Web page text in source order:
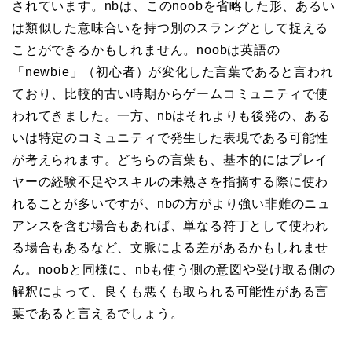
されています。nbは、このnoobを省略した形、あるい
は類似した意味合いを持つ別のスラングとして捉える
ことができるかもしれません。noobは英語の
「newbie」（初心者）が変化した言葉であると言われ
ており、比較的古い時期からゲームコミュニティで使
われてきました。一方、nbはそれよりも後発の、ある
いは特定のコミュニティで発生した表現である可能性
が考えられます。どちらの言葉も、基本的にはプレイ
ヤーの経験不足やスキルの未熟さを指摘する際に使わ
れることが多いですが、nbの方がより強い非難のニュ
アンスを含む場合もあれば、単なる符丁として使われ
る場合もあるなど、文脈による差があるかもしれませ
ん。noobと同様に、nbも使う側の意図や受け取る側の
解釈によって、良くも悪くも取られる可能性がある言
葉であると言えるでしょう。